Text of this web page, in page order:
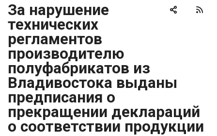
За нарушение
технических
регламентов
производителю
полуфабрикатов из
Владивостока выданы
предписания о
прекращении деклараций
о соответствии продукции